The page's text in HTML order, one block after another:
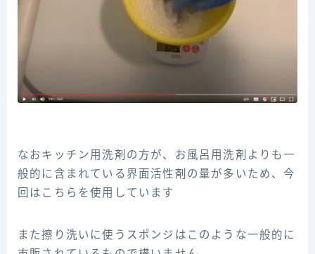
なおキッチン用洗剤の方が、お風呂用洗剤よりも一
般的に含まれている界面活性剤の量が多いため、今
回はこちらを使用しています
また擦り洗いに使うスポンジはこのような一般的に